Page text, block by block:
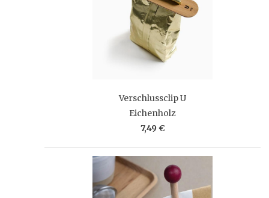
Verschlussclip U
Eichenholz
7,49 €